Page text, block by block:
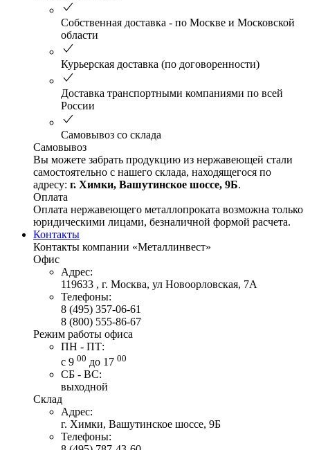
Собственная доставка - по Москве и Московской
области
Курьерская доставка (по договоренности)
Доставка транспортными компаниями по всей
России
Самовывоз со склада
Самовывоз
Вы можете забрать продукцию из нержавеющей стали
самостоятельно с нашего склада, находящегося по
адресу: г. Химки, Вашутинское шоссе, 9Б.
Оплата
Оплата нержавеющего металлопроката возможна только
юридическими лицами, безналичной формой расчета.
Контакты
Контакты компании «Металлинвест»
Офис
Адрес:
119633 , г. Москва, ул Новоорловская, 7А
Телефоны:
8 (495) 357-06-61
8 (800) 555-86-67
Режим работы офиса
ПН - ПТ:
с 9 00 до 17 00
СБ - ВС:
выходной
Склад
Адрес:
г. Химки, Вашутинское шоссе, 9Б
Телефоны: